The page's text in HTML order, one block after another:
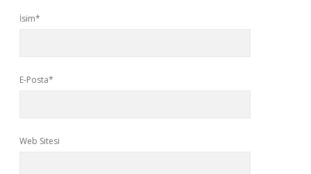
İsim*
E-Posta*
Web Sitesi